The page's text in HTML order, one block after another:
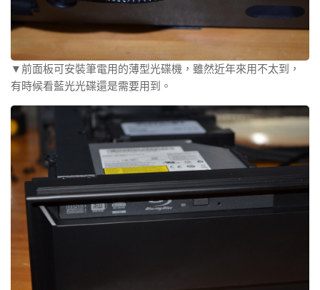
▼前面板可安裝筆電用的薄型光碟機，雖然近年來用不太到，
有時候看藍光光碟還是需要用到。